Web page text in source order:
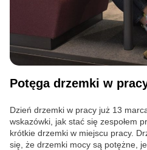
Potęga drzemki w
Dzień drzemki w pracy już 13
wskazówki, jak stać się zespołem
krótkie drzemki w miejscu pracy.
się, że drzemki mocy są potężne,